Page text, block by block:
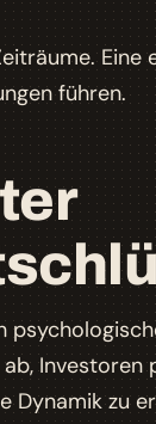
Eine
führen.
Investoren
Dynamik zu